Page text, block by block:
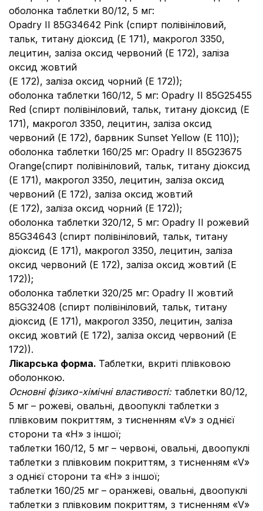
оболонка таблетки 80/12, 5 мг:
Opadry II 85G34642 Pink (спирт полівініловий,
тальк, титану діоксид (Е 171), макрогол 3350,
лецитин, заліза оксид червоний (Е 172), заліза
оксид жовтий
(Е 172), заліза оксид чорний (Е 172));
оболонка таблетки 160/12, 5 мг: Opadry II 85G25455
Red (спирт полівініловий, тальк, титану діоксид (Е
171), макрогол 3350, лецитин, заліза оксид
червоний (Е 172), барвник Sunset Yellow (Е 110));
оболонка таблетки 160/25 мг: Opadry II 85G23675
Orange(спирт полівініловий, тальк, титану діоксид
(Е 171), макрогол 3350, лецитин, заліза оксид
червоний (Е 172), заліза оксид жовтий
(Е 172), заліза оксид чорний (Е 172));
оболонка таблетки 320/12, 5 мг: Opadry II рожевий
85G34643 (спирт полівініловий, тальк, титану
діоксид (Е 171), макрогол 3350, лецитин, заліза
оксид червоний (Е 172), заліза оксид жовтий (Е
172));
оболонка таблетки 320/25 мг: Opadry II жовтий
85G32408 (спирт полівініловий, тальк, титану
діоксид (Е 171), макрогол 3350, лецитин, заліза
оксид жовтий (Е 172), заліза оксид червоний (Е
172)).
Лікарська форма. Таблетки, вкриті плівковою
оболонкою.
Основні фізико-хімічні властивості: таблетки 80/12,
5 мг – рожеві, овальні, двоопуклі таблетки з
плівковим покриттям, з тисненням «V» з однієї
сторони та «H» з іншої;
таблетки 160/12, 5 мг – червоні, овальні, двоопуклі
таблетки з плівковим покриттям, з тисненням «V»
з однієї сторони та «H» з іншої;
таблетки 160/25 мг – оранжеві, овальні, двоопуклі
таблетки з плівковим покриттям, з тисненням «V»